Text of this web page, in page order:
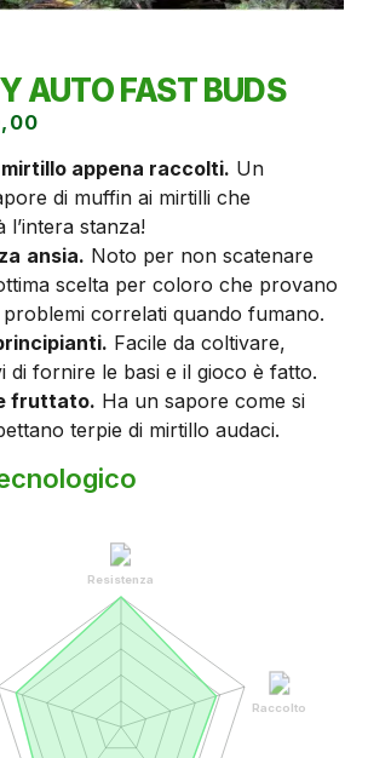
AUTO FAST BUDS
appena raccolti. Un
di muffin ai mirtilli che
l’intera stanza!
ansia. Noto per non scatenare
scelta per coloro che provano
correlati quando fumano.
Facile da coltivare,
di fornire le basi e il gioco è fatto.
fruttato. Ha un sapore come si
terpie di mirtillo audaci.
Resistenza
Raccolto